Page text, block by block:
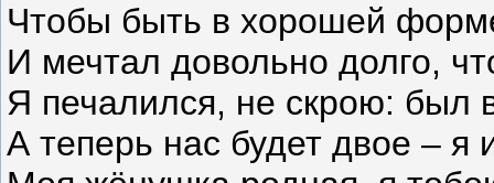
Чтобы быть в хорошей
И мечтал довольно долго,
Я печалился, не скрою: был
А теперь нас будет двое –